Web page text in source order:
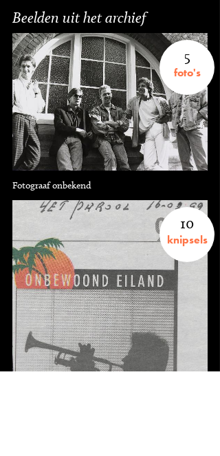
Beelden uit het archief
5
foto's
Fotograaf onbekend
10
knipsels